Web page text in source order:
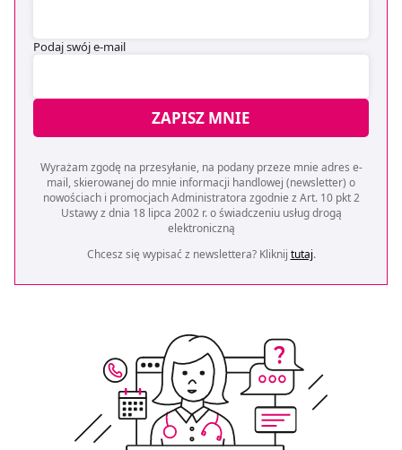
Podaj swój e-mail
ZAPISZ MNIE
Wyrażam zgodę na przesyłanie, na podany przeze mnie adres e-
mail, skierowanej do mnie informacji handlowej (newsletter) o
nowościach i promocjach Administratora zgodnie z Art. 10 pkt 2
Ustawy z dnia 18 lipca 2002 r. o świadczeniu usług drogą
elektroniczną
Chcesz się wypisać z newslettera? Kliknij tutaj.